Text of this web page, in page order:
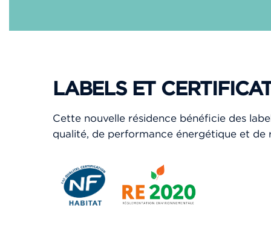
81.8 m2
RDC Parking ...
APPARTEMENT 4 PIÈCES
2
LABELS ET
Cette nouvelle résidence bénéficie des
qualité, de performance énergétique et de